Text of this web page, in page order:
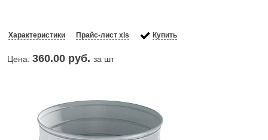
Характеристики Прайс-лист xls Купить
Цена: 360.00 руб. за шт